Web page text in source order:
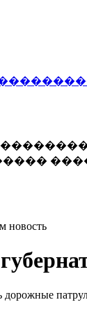
новость
дорожные